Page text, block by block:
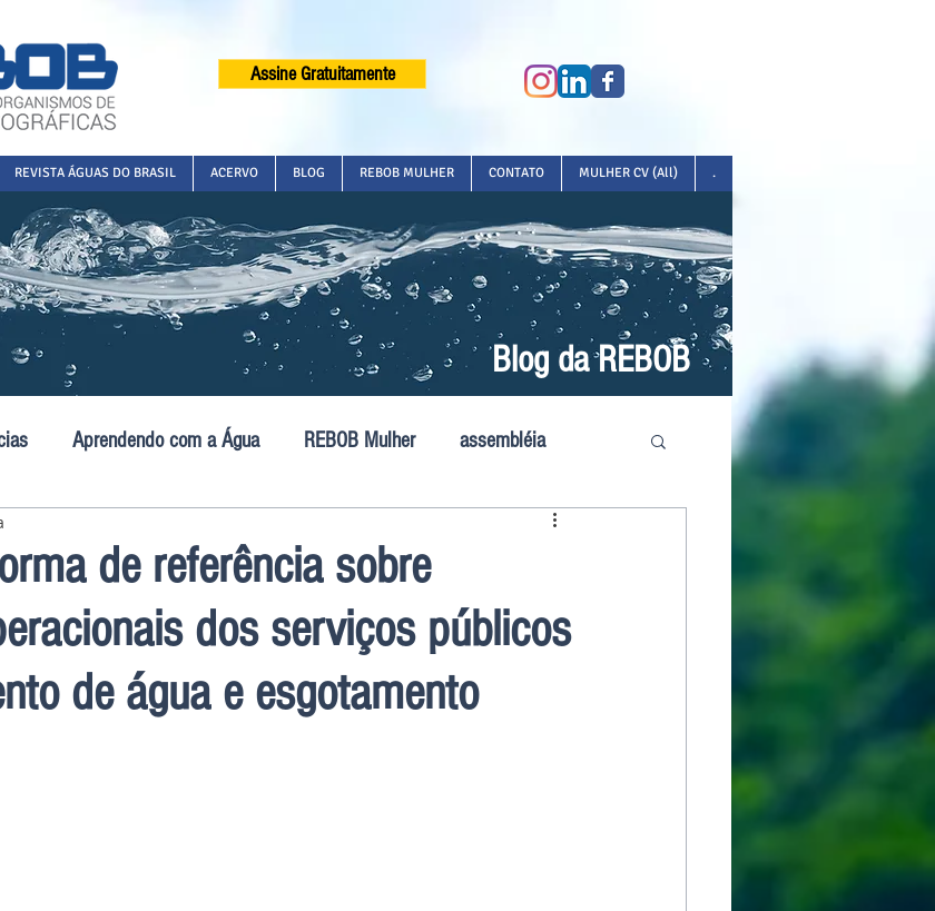
Assine Gratuitamente
REVISTA ÁGUAS DO BRASIL ACERVO BLOG REBOB MULHER CONTATO MULHER CV (All) .
Blog da REBOB
Aprendendo com a Água REBOB Mulher assembléia
de referência sobre
dos serviços públicos
de água e esgotamento